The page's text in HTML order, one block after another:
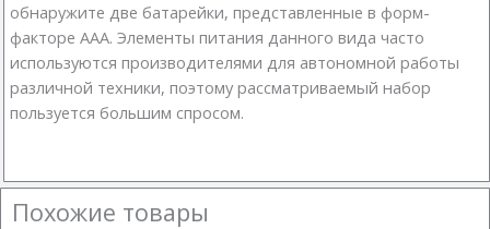
обнаружите две батарейки, представленные в форм-
факторе AAA. Элементы питания данного вида часто
используются производителями для автономной работы
различной техники, поэтому рассматриваемый набор
пользуется большим спросом.
Похожие товары